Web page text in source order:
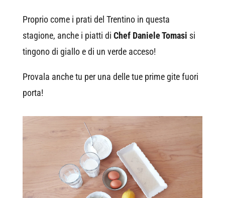
Proprio come i prati del Trentino in questa
stagione, anche i piatti di Chef Daniele Tomasi si
tingono di giallo e di un verde acceso!
Provala anche tu per una delle tue prime gite fuori
porta!